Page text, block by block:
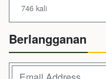
746 kali
Berlangganan